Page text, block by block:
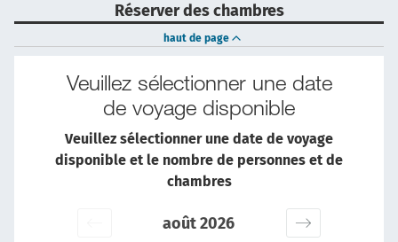
Réserver des chambres
haut de page
Veuillez sélectionner une date
de voyage disponible
Veuillez sélectionner une date de voyage
disponible et le nombre de personnes et de
chambres
août 2026